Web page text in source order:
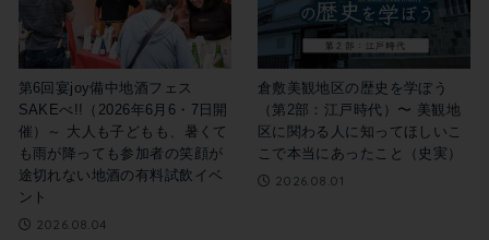
第6回宴joy備中地酒フェス
SAKEべ!!（2026年6月6・7日開
催）～ 大人も子どもも、暑くて
も雨が降っても参加者の笑顔が
途切れない地酒の有料試飲イベ
ント
2026.08.04
倉敷美観地区の歴史を学ぼう
（第2部：江戸時代）〜 美観地
区に関わる人に知ってほしいこ
こで本当にあったこと（史実）
2026.08.01